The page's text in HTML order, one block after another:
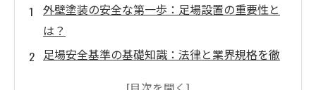
外壁塗装の安全な第一歩：足場設置の重要性と
は？
足場安全基準の基礎知識：法律と業界規格を徹